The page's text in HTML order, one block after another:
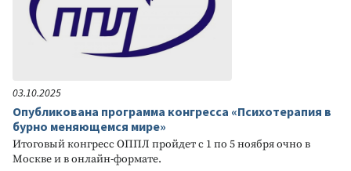
03.10.2025
Опубликована программа конгресса «Психотерапия в
бурно меняющемся мире»
Итоговый конгресс ОППЛ пройдет с 1 по 5 ноября очно в
Москве и в онлайн-формате.